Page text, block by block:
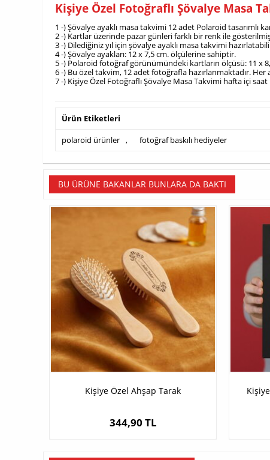
Kişiye Özel Fotoğraflı Şövalye Masa
1 -) Şövalye ayaklı masa takvimi 12 adet Polaroid tasarımlı
2 -) Kartlar üzerinde pazar günleri farklı bir renk ile
3 -) Dilediğiniz yıl için şövalye ayaklı masa takvimi
4 -) Şövalye ayakları: 12 x 7,5 cm. ölçülerine sahiptir.
5 -) Polaroid fotoğraf görünümündeki kartların ölçüsü: 11 x
6 -) Bu özel takvim, 12 adet fotoğrafla hazırlanmaktadır.
7 -) Kişiye Özel Fotoğraflı Şövalye Masa Takvimi hafta içi
Ürün Etiketleri
polaroid ürünler , fotoğraf baskılı hediyeler
BU ÜRÜNE BAKANLAR BUNLARA DA BAKTI
Kişiye Özel Ahşap Tarak
344,90 TL